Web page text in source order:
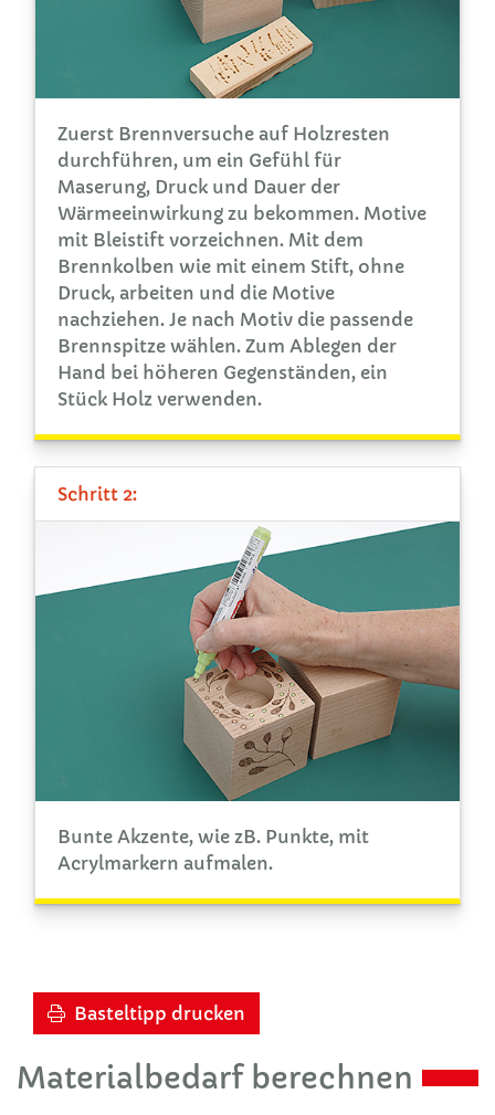
Zuerst Brennversuche auf Holzresten
durchführen, um ein Gefühl für
Maserung, Druck und Dauer der
Wärmeeinwirkung zu bekommen. Motive
mit Bleistift vorzeichnen. Mit dem
Brennkolben wie mit einem Stift, ohne
Druck, arbeiten und die Motive
nachziehen. Je nach Motiv die passende
Brennspitze wählen. Zum Ablegen der
Hand bei höheren Gegenständen, ein
Stück Holz verwenden.
Schritt 2:
Bunte Akzente, wie zB. Punkte, mit
Acrylmarkern aufmalen.
Basteltipp drucken
Materialbedarf berechnen